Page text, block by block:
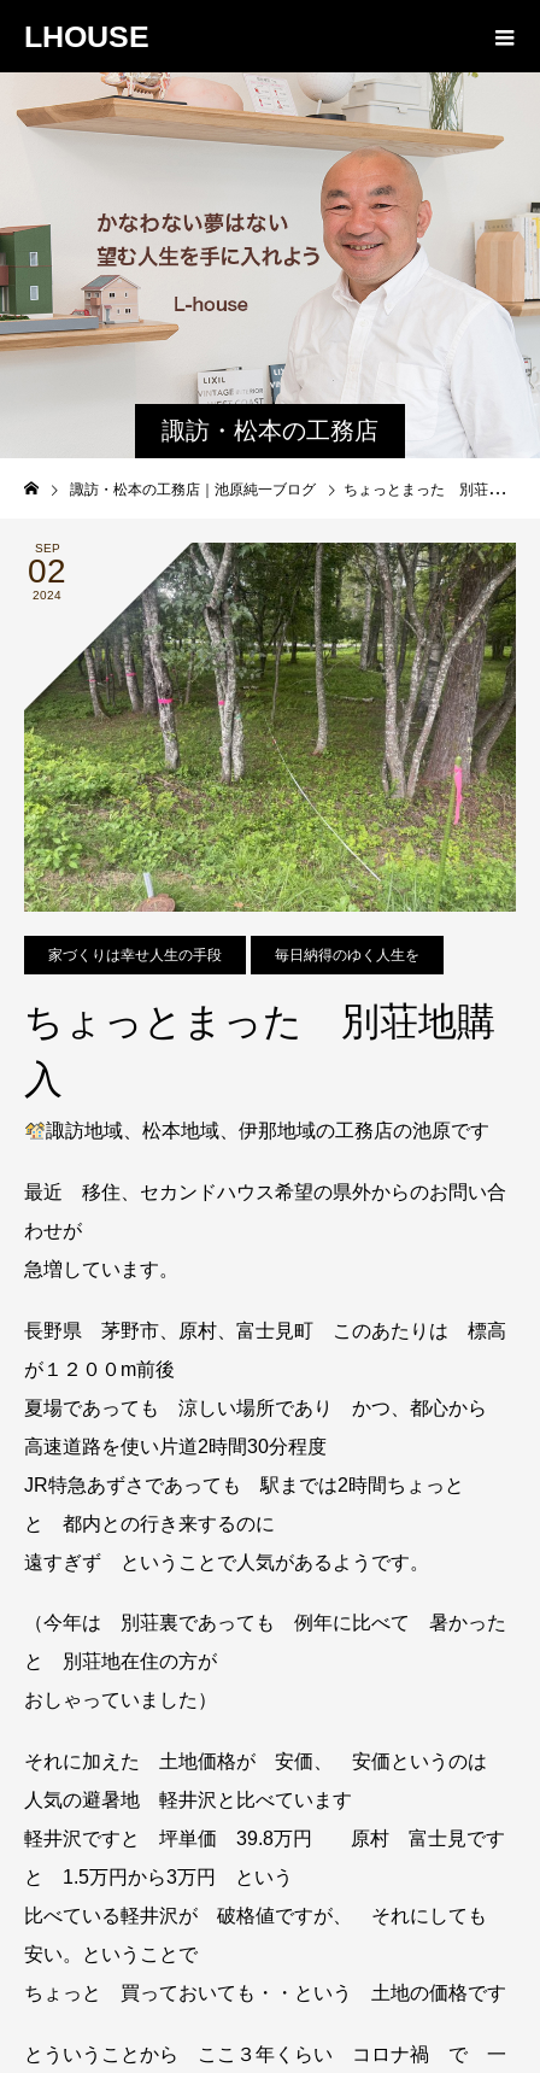
LHOUSE
諏訪・松本の工務店
の社長ブログ｜家族
物語８４３
諏訪・松本の工務店｜池原純一ブログ ちょっとまった 別荘地購入
SEP
02
2024
家づくりは幸せ人生の手段 毎日納得のゆく人生を
ちょっとまった 別荘地購
入
諏訪地域、松本地域、伊那地域の工務店の池原です
最近 移住、セカンドハウス希望の県外からのお問い合
わせが
急増しています。
長野県 茅野市、原村、富士見町 このあたりは 標高
が１２００m前後
夏場であっても 涼しい場所であり かつ、都心から
高速道路を使い片道2時間30分程度
JR特急あずさであっても 駅までは2時間ちょっと
と 都内との行き来するのに
遠すぎず ということで人気があるようです。
（今年は 別荘裏であっても 例年に比べて 暑かった
と 別荘地在住の方が
おしゃっていました）
それに加えた 土地価格が 安価、 安価というのは
人気の避暑地 軽井沢と比べています
軽井沢ですと 坪単価 39.8万円 原村 富士見です
と 1.5万円から3万円 という
比べている軽井沢が 破格値ですが、 それにしても
安い。ということで
ちょっと 買っておいても・・という 土地の価格です
とういうことから ここ３年くらい コロナ禍 で 一